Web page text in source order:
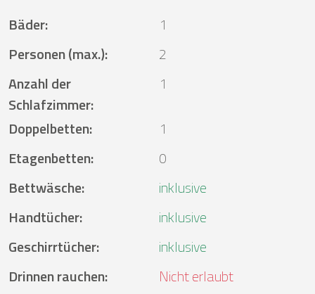
Bäder:
1
Personen (max.):
2
Anzahl der
Schlafzimmer:
1
Doppelbetten:
1
Etagenbetten:
0
Bettwäsche:
inklusive
Handtücher:
inklusive
Geschirrtücher:
inklusive
Drinnen rauchen:
Nicht erlaubt